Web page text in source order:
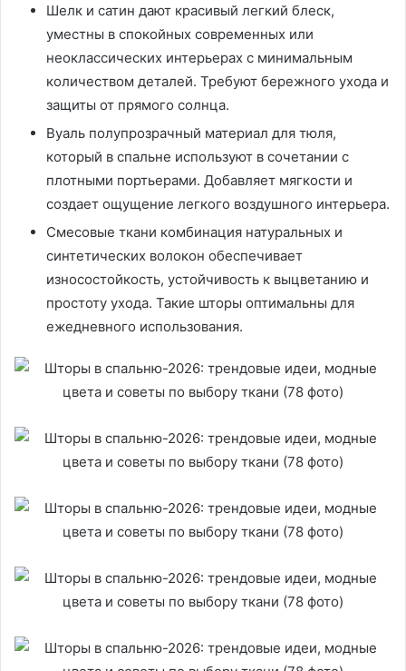
Шелк и сатин дают красивый легкий блеск,
уместны в спокойных современных или
неоклассических интерьерах с минимальным
количеством деталей. Требуют бережного ухода и
защиты от прямого солнца.
Вуаль полупрозрачный материал для тюля,
который в спальне используют в сочетании с
плотными портьерами. Добавляет мягкости и
создает ощущение легкого воздушного интерьера.
Смесовые ткани комбинация натуральных и
синтетических волокон обеспечивает
износостойкость, устойчивость к выцветанию и
простоту ухода. Такие шторы оптимальны для
ежедневного использования.